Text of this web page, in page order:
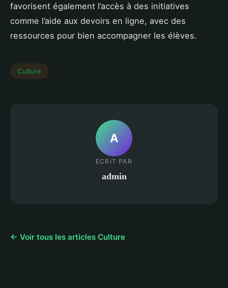
favorisent également l’accès à des initiatives
comme l’aide aux devoirs en ligne, avec des
ressources pour bien accompagner les élèves.
Culture
A
ECRIT PAR
admin
← Voir tous les articles Culture